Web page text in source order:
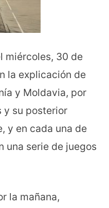
miércoles, 30 de
la explicación de
y Moldavia, por
y su posterior
y en cada una de
una serie de juegos
la mañana,